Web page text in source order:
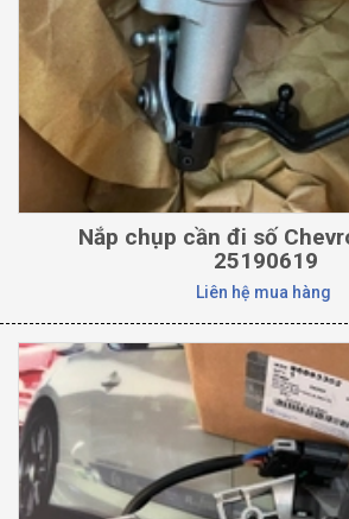
Nắp chụp cần đi số
25190619
Liên hệ mua hàng